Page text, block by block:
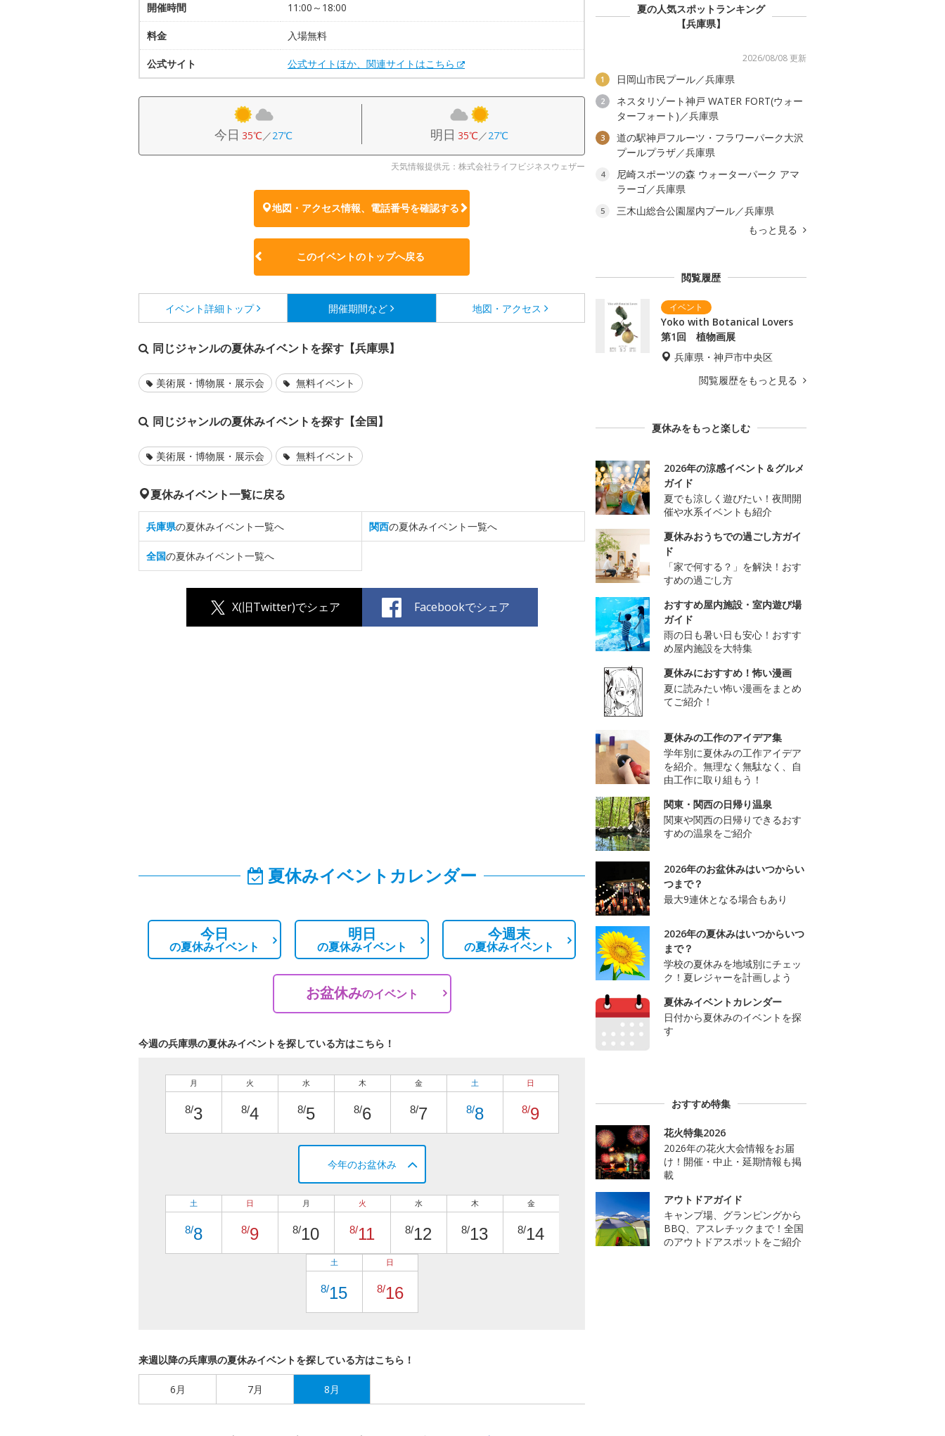
開催時間 11:00～18:00
料金 入場無料
公式サイト 公式サイトほか、関連サイトはこちら
今日 35℃／27℃ 明日 35℃／27℃
天気情報提供元：株式会社ライフビジネスウェザー
地図・アクセス情報、電話番号を確認する
このイベントのトップへ戻る
イベント詳細 トップ 開催期間など 地図・アクセス
同じジャンルの夏休みイベントを探す【兵庫県】
美術展・博物展・展示会 無料イベント
同じジャンルの夏休みイベントを探す【全国】
美術展・博物展・展示会 無料イベント
夏休みイベント一覧に戻る
兵庫県の夏休みイベント一覧へ 関西の夏休みイベント一覧へ
全国の夏休みイベント一覧へ
X(旧Twitter)でシェア Facebookでシェア
夏休みイベントカレンダー
今日
の夏休みイベント
明日
の夏休みイベント
今週末
の夏休みイベント
お盆休みのイベント
今週の兵庫県の夏休みイベントを探している方はこちら！
月
8/3
火
8/4
水
8/5
木
8/6
金
8/7
土
8/8
日
8/9
今年のお盆休み
土
8/8
日
8/9
月
8/10
火
8/11
水
8/12
木
8/13
金
8/14
土
8/15
日
8/16
来週以降の兵庫県の夏休みイベントを探している方はこちら！
6月 7月 8月
夏の人気スポットランキング
【兵庫県】
2026/08/08 更新
1 日岡山市民プール／兵庫県
2
ネスタリゾート神戸 WATER FORT(ウォー
ターフォート)／兵庫県
3
道の駅神戸フルーツ・フラワーパーク大沢
プールプラザ／兵庫県
4
尼崎スポーツの森 ウォーターパーク アマ
ラーゴ／兵庫県
5
三木山総合公園屋内プール／兵庫県
もっと見る
閲覧履歴
Yoko with Botanical Lovers
第1回 植物画展
兵庫県・神戸市中央区
閲覧履歴をもっと見る
夏休みをもっと楽しむ
2026年の涼感イベント＆グルメ
ガイド
夏でも涼しく遊びたい！夜間開
催や水系イベントも紹介
夏休みおうちでの過ごし方ガイ
ド
「家で何する？」を解決！おす
すめの過ごし方
おすすめ屋内施設・室内遊び場
ガイド
雨の日も暑い日も安心！おすす
め屋内施設を大特集
夏休みにおすすめ！怖い漫画
夏に読みたい怖い漫画をまとめ
てご紹介！
夏休みの工作のアイデア集
学年別に夏休みの工作アイデア
を紹介。無理なく無駄なく、自
由工作に取り組もう！
関東・関西の日帰り温泉
関東や関西の日帰りできるおす
すめの温泉をご紹介
2026年のお盆休みはいつからい
つまで？
最大9連休となる場合もあり
2026年の夏休みはいつからいつ
まで？
学校の夏休みを地域別にチェッ
ク！夏レジャーを計画しよう
夏休みイベントカレンダー
日付から夏休みのイベントを探
す
おすすめ特集
花火特集2026
2026年の花火大会情報をお届
け！開催・中止・延期情報も掲
載
アウトドアガイド
キャンプ場、グランピングから
BBQ、アスレチックまで！全国
のアウトドアスポットをご紹介